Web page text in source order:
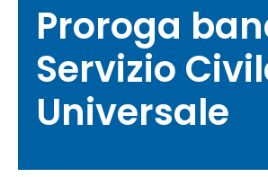
Proroga
Servizio
Universale